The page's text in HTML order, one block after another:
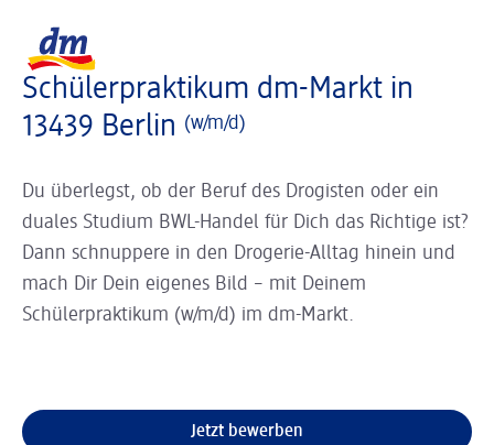
Schülerpraktikum dm-Markt in
13439 Berlin (w/m/d)
Du überlegst, ob der Beruf des Drogisten oder ein
duales Studium BWL-Handel für Dich das Richtige ist?
Dann schnuppere in den Drogerie-Alltag hinein und
mach Dir Dein eigenes Bild – mit Deinem
Schülerpraktikum (w/m/d) im dm-Markt.
Jetzt bewerben